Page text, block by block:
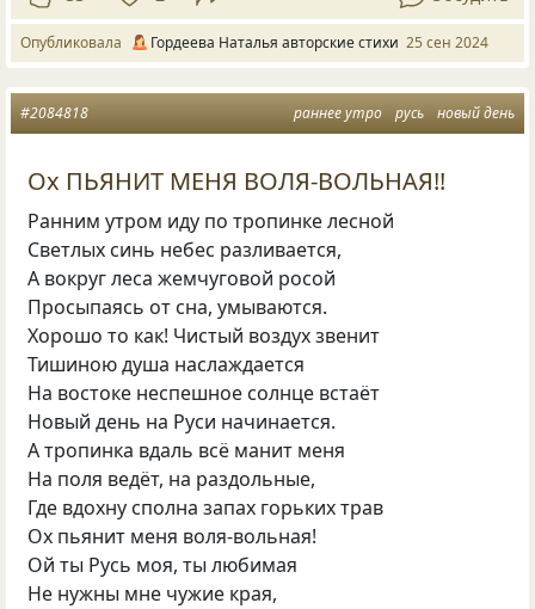
Опубликовала Гордеева Наталья авторские стихи 25 сен 2024
раннее утро русь новый день
#2084818
Ох ПЬЯНИТ МЕНЯ ВОЛЯ-ВОЛЬНАЯ!!
Ранним утром иду по тропинке лесной
Светлых синь небес разливается,
А вокруг леса жемчуговой росой
Просыпаясь от сна, умываются.
Хорошо то как! Чистый воздух звенит
Тишиною душа наслаждается
На востоке неспешное солнце встаёт
Новый день на Руси начинается.
А тропинка вдаль всё манит меня
На поля ведёт, на раздольные,
Где вдохну сполна запах горьких трав
Ох пьянит меня воля-вольная!
Ой ты Русь моя, ты любимая
Не нужны мне чужие края,